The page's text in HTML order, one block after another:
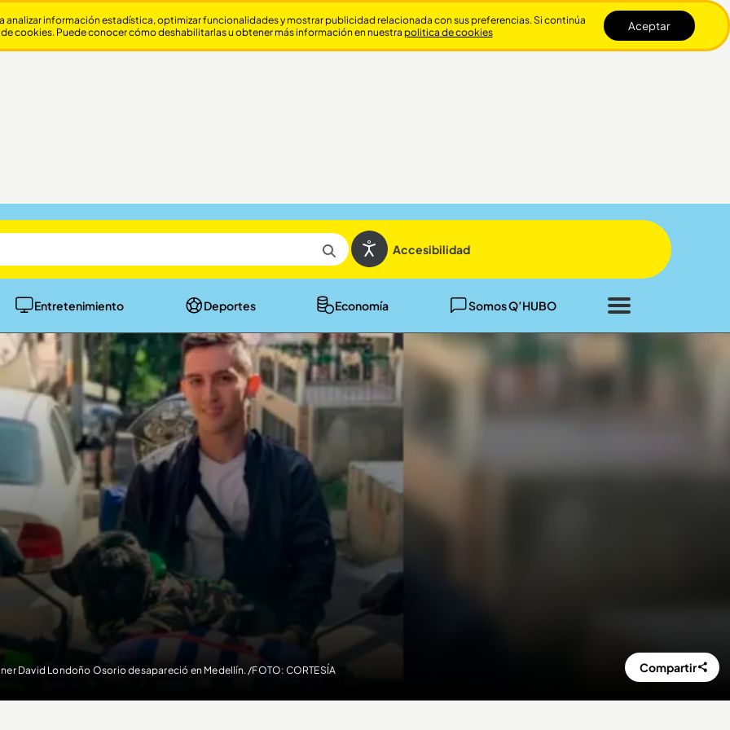
Accesibilidad
Entretenimiento Deportes Economía Somos Q’HUBO
Cerrar
David Londoño Osorio desapareció en Medellín. /FOTO: CORTESÍA Compartir
información estadística, optimizar funcionalidades y mostrar publicidad relacionada con sus preferencias. Si continúa
cookies. Puede conocer cómo deshabilitarlas u obtener más información en nuestra politica de cookies Aceptar